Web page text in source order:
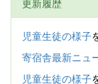
更新履歴
児童生徒の様子
寄宿舎最新ニュ
児童生徒の様子